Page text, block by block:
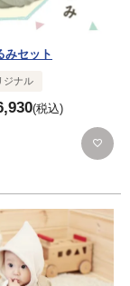
みセット
ジナル
税込